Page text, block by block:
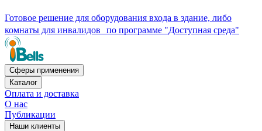
Готовое решение для оборудования входа в здание, либо
комнаты для инвалидов по программе "Доступная среда"
Сферы применения
Каталог
Оплата и доставка
О нас
Публикации
Наши клиенты